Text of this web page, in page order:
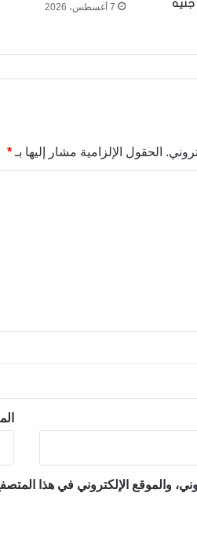
7 أغسطس، 2026
الحقول الإلزامية مشار إليها بـ *
والموقع الإلكتروني في هذا